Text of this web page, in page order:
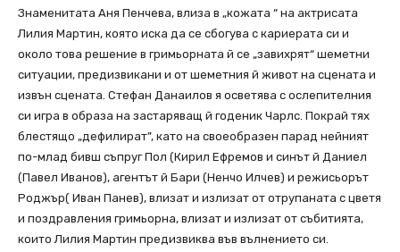
Знаменитата Аня Пенчева, влиза в „кожата “ на актрисата
Лилия Мартин, която иска да се сбогува с кариерата си и
около това решение в гримьорната й се „завихрят“ шеметни
ситуации, предизвикани и от шеметния й живот на сцената и
извън сцената. Стефан Данаилов я осветява с ослепителния
си игра в образа на застаряващ й годеник Чарлс. Покрай тях
блестящо „дефилират”, като на своеобразен парад нейният
по-млад бивш съпруг Пол (Кирил Ефремов и синът й Даниел
(Павел Иванов), агентът й Бари (Ненчо Илчев) и режисьорът
Роджър( Иван Панев), влизат и излизат от отрупаната с цветя
и поздравления гримьорна, влизат и излизат от събитията,
които Лилия Мартин предизвиква във вълнението си.